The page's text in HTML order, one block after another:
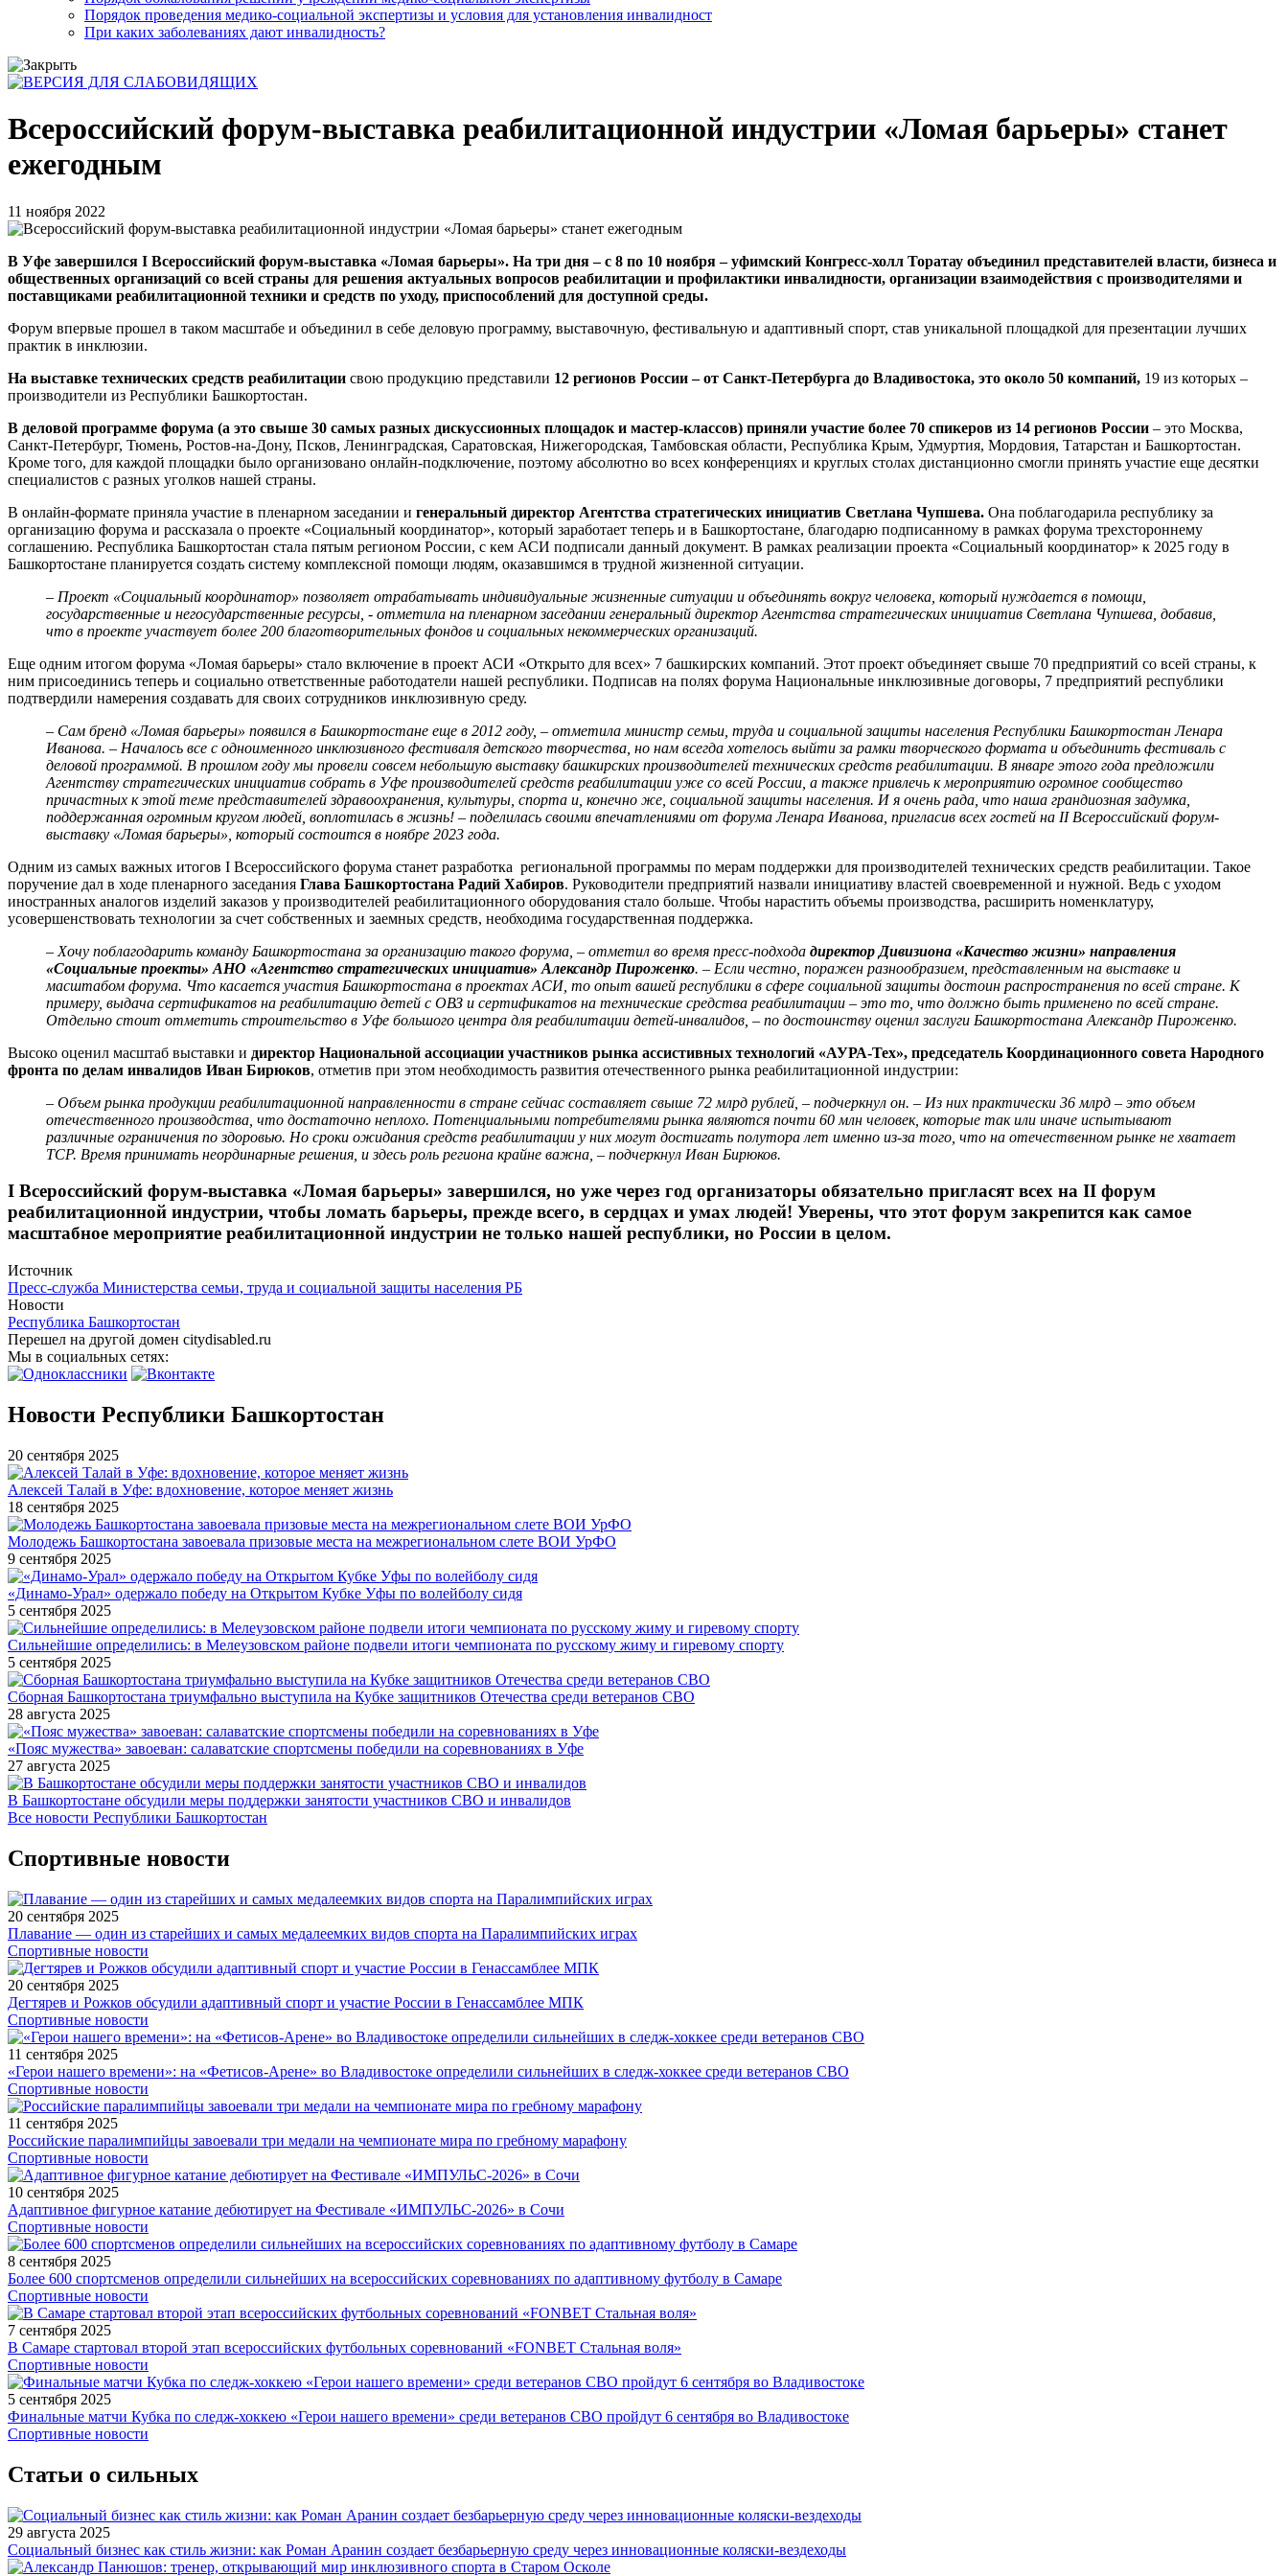
Порядок проведения медико-социальной экспертизы и условия для установления инвалидност
При каких заболеваниях дают инвалидность?
Всероссийский форум-выставка реабилитационной индустрии «Ломая барьеры» станет
ежегодным
11 ноября 2022
В Уфе завершился I Всероссийский форум-выставка «Ломая барьеры». На три дня – с 8 по 10 ноября – уфимский Конгресс-холл Торатау объединил представителей власти, бизнеса и
общественных организаций со всей страны для решения актуальных вопросов реабилитации и профилактики инвалидности, организации взаимодействия с производителями и
поставщиками реабилитационной техники и средств по уходу, приспособлений для доступной среды.
Форум впервые прошел в таком масштабе и объединил в себе деловую программу, выставочную, фестивальную и адаптивный спорт, став уникальной площадкой для презентации лучших
практик в инклюзии.
На выставке технических средств реабилитации свою продукцию представили 12 регионов России – от Санкт-Петербурга до Владивостока, это около 50 компаний, 19 из которых –
производители из Республики Башкортостан.
В деловой программе форума (а это свыше 30 самых разных дискуссионных площадок и мастер-классов) приняли участие более 70 спикеров из 14 регионов России – это Москва,
Санкт-Петербург, Тюмень, Ростов-на-Дону, Псков, Ленинградская, Саратовская, Нижегородская, Тамбовская области, Республика Крым, Удмуртия, Мордовия, Татарстан и Башкортостан.
Кроме того, для каждой площадки было организовано онлайн-подключение, поэтому абсолютно во всех конференциях и круглых столах дистанционно смогли принять участие еще десятки
специалистов с разных уголков нашей страны.
В онлайн-формате приняла участие в пленарном заседании и генеральный директор Агентства стратегических инициатив Светлана Чупшева. Она поблагодарила республику за
организацию форума и рассказала о проекте «Социальный координатор», который заработает теперь и в Башкортостане, благодарю подписанному в рамках форума трехстороннему
соглашению. Республика Башкортостан стала пятым регионом России, с кем АСИ подписали данный документ. В рамках реализации проекта «Социальный координатор» к 2025 году в
Башкортостане планируется создать систему комплексной помощи людям, оказавшимся в трудной жизненной ситуации.
– Проект «Социальный координатор» позволяет отрабатывать индивидуальные жизненные ситуации и объединять вокруг человека, который нуждается в помощи,
государственные и негосударственные ресурсы, - отметила на пленарном заседании генеральный директор Агентства стратегических инициатив Светлана Чупшева, добавив,
что в проекте участвует более 200 благотворительных фондов и социальных некоммерческих организаций.
Еще одним итогом форума «Ломая барьеры» стало включение в проект АСИ «Открыто для всех» 7 башкирских компаний. Этот проект объединяет свыше 70 предприятий со всей страны, к
ним присоединись теперь и социально ответственные работодатели нашей республики. Подписав на полях форума Национальные инклюзивные договоры, 7 предприятий республики
подтвердили намерения создавать для своих сотрудников инклюзивную среду.
– Сам бренд «Ломая барьеры» появился в Башкортостане еще в 2012 году, – отметила министр семьи, труда и социальной защиты населения Республики Башкортостан Ленара
Иванова. – Началось все с одноименного инклюзивного фестиваля детского творчества, но нам всегда хотелось выйти за рамки творческого формата и объединить фестиваль с
деловой программой. В прошлом году мы провели совсем небольшую выставку башкирских производителей технических средств реабилитации. В январе этого года предложили
Агентству стратегических инициатив собрать в Уфе производителей средств реабилитации уже со всей России, а также привлечь к мероприятию огромное сообщество
причастных к этой теме представителей здравоохранения, культуры, спорта и, конечно же, социальной защиты населения. И я очень рада, что наша грандиозная задумка,
поддержанная огромным кругом людей, воплотилась в жизнь! – поделилась своими впечатлениями от форума Ленара Иванова, пригласив всех гостей на II Всероссийский форум-
выставку «Ломая барьеры», который состоится в ноябре 2023 года.
Одним из самых важных итогов I Всероссийского форума станет разработка региональной программы по мерам поддержки для производителей технических средств реабилитации. Такое
поручение дал в ходе пленарного заседания Глава Башкортостана Радий Хабиров. Руководители предприятий назвали инициативу властей своевременной и нужной. Ведь с уходом
иностранных аналогов изделий заказов у производителей реабилитационного оборудования стало больше. Чтобы нарастить объемы производства, расширить номенклатуру,
усовершенствовать технологии за счет собственных и заемных средств, необходима государственная поддержка.
– Хочу поблагодарить команду Башкортостана за организацию такого форума, – отметил во время пресс-подхода директор Дивизиона «Качество жизни» направления
«Социальные проекты» АНО «Агентство стратегических инициатив» Александр Пироженко. – Если честно, поражен разнообразием, представленным на выставке и
масштабом форума. Что касается участия Башкортостана в проектах АСИ, то опыт вашей республики в сфере социальной защиты достоин распространения по всей стране. К
примеру, выдача сертификатов на реабилитацию детей с ОВЗ и сертификатов на технические средства реабилитации – это то, что должно быть применено по всей стране.
Отдельно стоит отметить строительство в Уфе большого центра для реабилитации детей-инвалидов, – по достоинству оценил заслуги Башкортостана Александр Пироженко.
Высоко оценил масштаб выставки и директор Национальной ассоциации участников рынка ассистивных технологий «АУРА-Тех», председатель Координационного совета Народного
фронта по делам инвалидов Иван Бирюков, отметив при этом необходимость развития отечественного рынка реабилитационной индустрии:
– Объем рынка продукции реабилитационной направленности в стране сейчас составляет свыше 72 млрд рублей, – подчеркнул он. – Из них практически 36 млрд – это объем
отечественного производства, что достаточно неплохо. Потенциальными потребителями рынка являются почти 60 млн человек, которые так или иначе испытывают
различные ограничения по здоровью. Но сроки ожидания средств реабилитации у них могут достигать полутора лет именно из-за того, что на отечественном рынке не хватает
ТСР. Время принимать неординарные решения, и здесь роль региона крайне важна, – подчеркнул Иван Бирюков.
I Всероссийский форум-выставка «Ломая барьеры» завершился, но уже через год организаторы обязательно пригласят всех на II форум
реабилитационной индустрии, чтобы ломать барьеры, прежде всего, в сердцах и умах людей! Уверены, что этот форум закрепится как самое
масштабное мероприятие реабилитационной индустрии не только нашей республики, но России в целом.
Источник
Пресс-служба Министерства семьи, труда и социальной защиты населения РБ
Новости
Республика Башкортостан
Перешел на другой домен citydisabled.ru
Мы в социальных сетях:
Новости Республики Башкортостан
20 сентября 2025
Алексей Талай в Уфе: вдохновение, которое меняет жизнь
18 сентября 2025
Молодежь Башкортостана завоевала призовые места на межрегиональном слете ВОИ УрФО
9 сентября 2025
«Динамо-Урал» одержало победу на Открытом Кубке Уфы по волейболу сидя
5 сентября 2025
Сильнейшие определились: в Мелеузовском районе подвели итоги чемпионата по русскому жиму и гиревому спорту
5 сентября 2025
Сборная Башкортостана триумфально выступила на Кубке защитников Отечества среди ветеранов СВО
28 августа 2025
«Пояс мужества» завоеван: салаватские спортсмены победили на соревнованиях в Уфе
27 августа 2025
В Башкортостане обсудили меры поддержки занятости участников СВО и инвалидов
Все новости Республики Башкортостан
Спортивные новости
20 сентября 2025
Плавание — один из старейших и самых медалеемких видов спорта на Паралимпийских играх
Спортивные новости
20 сентября 2025
Дегтярев и Рожков обсудили адаптивный спорт и участие России в Генассамблее МПК
Спортивные новости
11 сентября 2025
«Герои нашего времени»: на «Фетисов-Арене» во Владивостоке определили сильнейших в следж-хоккее среди ветеранов СВО
Спортивные новости
11 сентября 2025
Российские паралимпийцы завоевали три медали на чемпионате мира по гребному марафону
Спортивные новости
10 сентября 2025
Адаптивное фигурное катание дебютирует на Фестивале «ИМПУЛЬС-2026» в Сочи
Спортивные новости
8 сентября 2025
Более 600 спортсменов определили сильнейших на всероссийских соревнованиях по адаптивному футболу в Самаре
Спортивные новости
7 сентября 2025
В Самаре стартовал второй этап всероссийских футбольных соревнований «FONBET Стальная воля»
Спортивные новости
5 сентября 2025
Финальные матчи Кубка по следж-хоккею «Герои нашего времени» среди ветеранов СВО пройдут 6 сентября во Владивостоке
Спортивные новости
Статьи о сильных
29 августа 2025
Социальный бизнес как стиль жизни: как Роман Аранин создает безбарьерную среду через инновационные коляски-вездеходы